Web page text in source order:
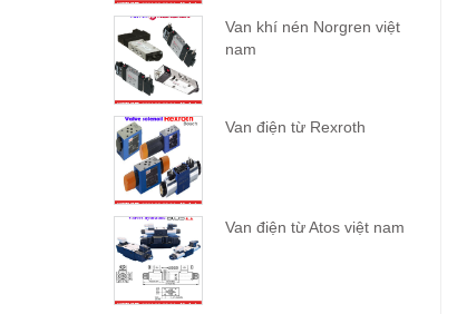
Van khí nén Norgren việt
nam
Van điện từ Rexroth
Van điện từ Atos việt nam